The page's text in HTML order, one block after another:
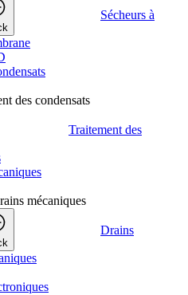
Sécheurs à
des condensats
Traitement des
mécaniques
Drains